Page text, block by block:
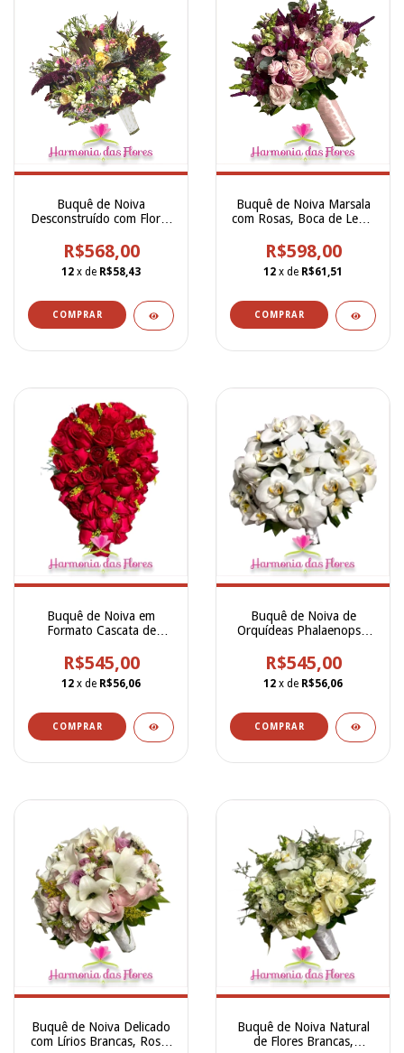
Buquê de Noiva
Desconstruído com Flores
Folhagens - BN00259
R$568,00
12 x de R$58,43
Buquê de Noiva Marsala
com Rosas, Boca de Leão,
Lizianthus e Alstroemerias
- BN00258
R$598,00
12 x de R$61,51
Buquê de Noiva em
Formato Cascata de
- BN000257
R$545,00
12 x de R$56,06
Buquê de Noiva de
Orquídeas Phalaenopsis
R$545,00
12 x de R$56,06
Buquê de Noiva Delicado
com Lírios Brancas, Rosas
Buquê de Noiva Natural
de Flores Brancas,